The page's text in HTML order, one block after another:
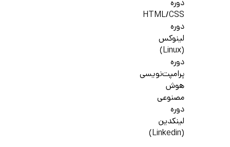
دوره
HTML/CSS
دوره
لینوکس
(Linux)
دوره
پرامپت‌نویسی
هوش
مصنوعی
دوره
لینکدین
(Linkedin)